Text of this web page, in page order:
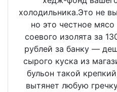
холодильника.Это не
но это честное мясо
соевого изолята за
рублей за банку —
сырого куска из
бульон такой
вытянет любую